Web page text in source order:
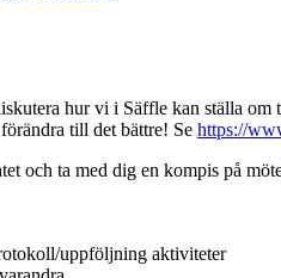
hur vi i Säffle kan ställa om
till det bättre! Se https://
och ta med dig en kompis på
uppföljning aktiviteter